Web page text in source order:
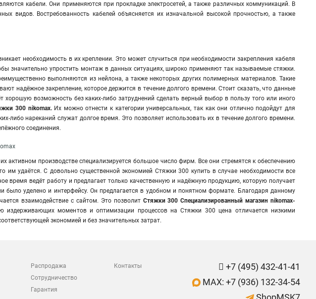
кабели. Они применяются при прокладке электросетей, а также различных коммуникаций. В
видов. Востребованность кабелей объясняется их изначальной высокой прочностью, а также
необходимость в их креплении. Это может случиться при необходимости закрепления кабеля
значительно упростить монтаж в данных ситуациях, широко применяют так называемые стяжки.
выполняются из нейлона, а также некоторых других полимерных материалов. Такие
надёжное закрепление, которое держится в течение долгого времени. Стоит сказать, что данные
возможность без каких-либо затруднений сделать верный выбор в пользу того или иного
300 nikomax. Их можно отнести к категории универсальных, так как они отлично подойдут для
либо нареканий служат долгое время. Это позволяет использовать их в течение долгого времени.
соединения.
активном производстве специализируется большое число фирм. Все они стремятся к обеспечению
им удаётся. С довольно существенной экономией Стяжки 300 купить в случае необходимости все
время ведёт работу и предлагает только качественную и надёжную продукцию, которую получает
было уделено и интерфейсу. Он предлагается в удобном и понятном формате. Благодаря данному
взаимодействие с сайтом. Это позволит Стяжки 300 Специализированный магазин nikomax-
издерживающих моментов и оптимизации процессов на Стяжки 300 цена отличается низкими
экономией и без значительных затрат.
Распродажа
Сотрудничество
Гарантия
Контакты
+7 (495) 432-41-41
MAX: +7 (936) 132-34-54